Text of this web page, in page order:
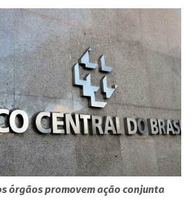
órgãos promovem ação conjunta